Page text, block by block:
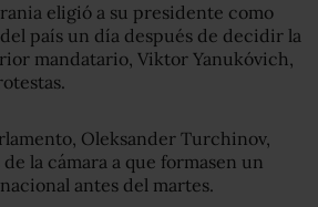
eligió a su presidente como
país un día después de decidir la
mandatario, Viktor Yanukóvich,
Oleksander Turchinov,
la cámara a que formasen un
antes del martes.